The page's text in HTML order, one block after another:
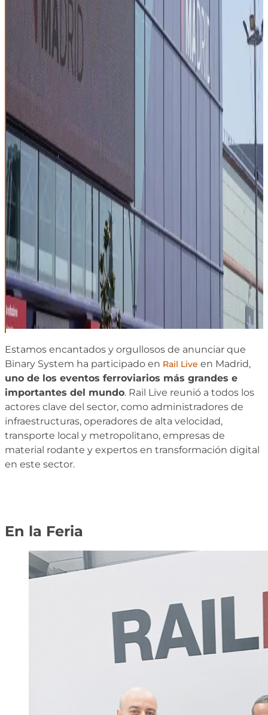
Estamos encantados y orgullosos de anunciar que
Binary System ha participado en Rail Live en Madrid,
uno de los eventos ferroviarios más grandes e
importantes del mundo. Rail Live reunió a todos los
actores clave del sector, como administradores de
infraestructuras, operadores de alta velocidad,
transporte local y metropolitano, empresas de
material rodante y expertos en transformación digital
en este sector.
En la Feria